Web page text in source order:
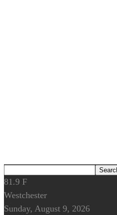
81.9 F
Westchester
Sunday, August 9, 2026